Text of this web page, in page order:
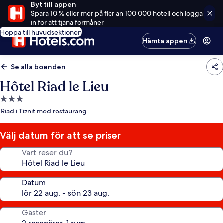
Byt till appen
Spara 10 % eller mer på fler än 100 000 hotell och logga
in för att tjäna förmåner
Hoppa till huvudsektionen
Hämta appen
Se alla boenden
Hôtel Riad le Lieu
3.0-
stjärnigt
Riad i Tiznit med restaurang
Välj datum för att se priser
Vart reser du?
Datum
Gäster